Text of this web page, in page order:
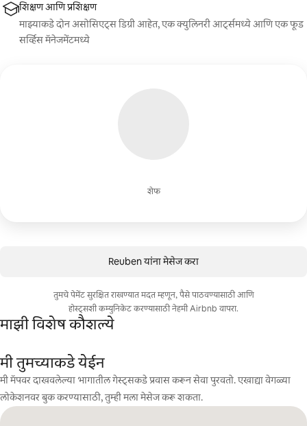
शेफ
शिक्षण आणि प्रशिक्षण
माझ्याकडे दोन असोसिएट्स डिग्री आहेत, एक क्युलिनरी आर्ट्समध्ये आणि एक फूड
सर्व्हिस मॅनेजमेंटमध्ये
Reuben यांना मेसेज करा
तुमचे पेमेंट सुरक्षित राखण्यात मदत म्हणून, पैसे पाठवण्यासाठी आणि
होस्ट्सशी कम्युनिकेट करण्यासाठी नेहमी Airbnb वापरा.
माझी विशेष कौशल्ये
मी तुमच्याकडे येईन
मी मॅपवर दाखवलेल्या भागातील गेस्ट्सकडे प्रवास करून सेवा पुरवतो. एखाद्या वेगळ्या
लोकेशनवर बुक करण्यासाठी, तुम्ही मला मेसेज करू शकता.